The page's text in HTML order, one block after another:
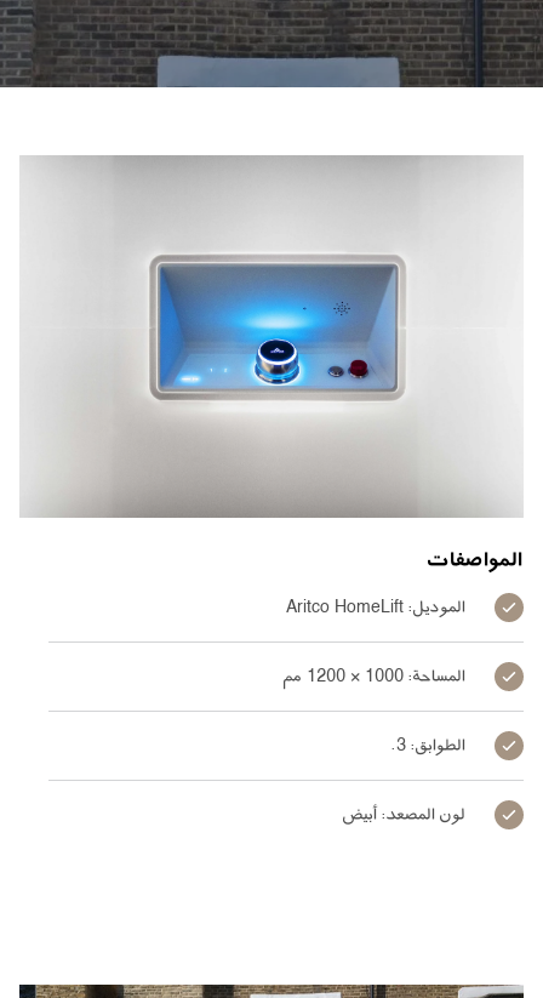
ابق على تواصل معنا
اطلب تقدير السعر
FAQ
المواصفات
الموديل: Aritco HomeLift
المساحة: 1000 × 1200 مم
الطوابق: 3.
لون المصعد: أبيض